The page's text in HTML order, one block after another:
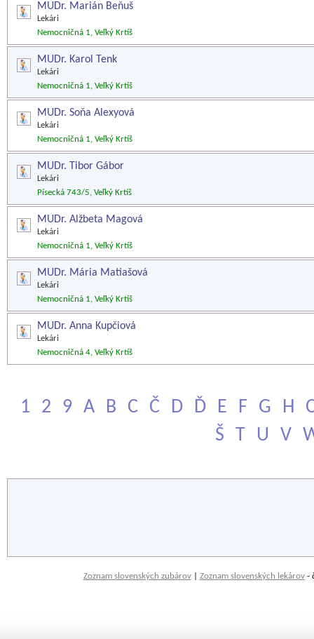
MUDr. Marián Beňuš
Lekári
Nemocničná 1, Veľký Krtíš
MUDr. Karol Tenk
Lekári
Nemocničná 1, Veľký Krtíš
MUDr. Soňa Alexyová
Lekári
Nemocničná 1, Veľký Krtíš
MUDr. Tibor Gábor
Lekári
Písecká 743/5, Veľký Krtíš
MUDr. Alžbeta Magová
Lekári
Nemocničná 1, Veľký Krtíš
MUDr. Mária Matiašová
Lekári
Nemocničná 1, Veľký Krtíš
MUDr. Anna Kupčiová
Lekári
Nemocničná 4, Veľký Krtíš
1 2 9 A B C Č D Ď E F G H
Š
T U V
Zoznam slovenských zubárov| Zoznam slovenských lekárov-